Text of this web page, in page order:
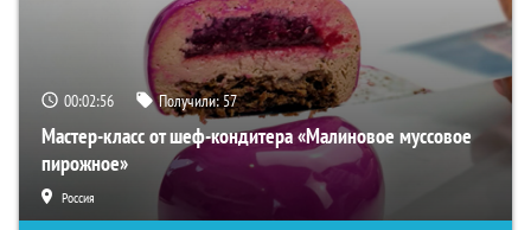
00:02:54 Получили:57
Мастер-класс от шеф-кондитера «Малиновое муссовое
пирожное»
Россия